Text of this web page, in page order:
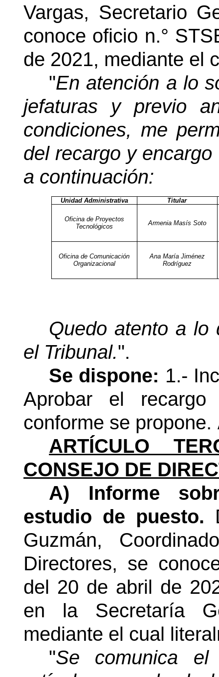
Vargas, Secretario
conoce oficio n.°
de 2021, mediante el
"En atención a lo
jefaturas y previo
condiciones, me
del recargo y
a continuación:
Unidad Administrativa Titular
Oficina de Proyectos
Tecnológicos
Armenia Masís Soto
Oficina de Comunicación
Organizacional
Ana María Jiménez
Rodríguez
Quedo atento a lo
el Tribunal.".
Se dispone: 1.-
Aprobar el
conforme se propone.
ARTÍCULO
CONSEJO DE
A) Informe
estudio de puesto.
Guzmán,
Directores, se
del 20 de abril de
en la Secretaría
mediante el cual
"Se comunica